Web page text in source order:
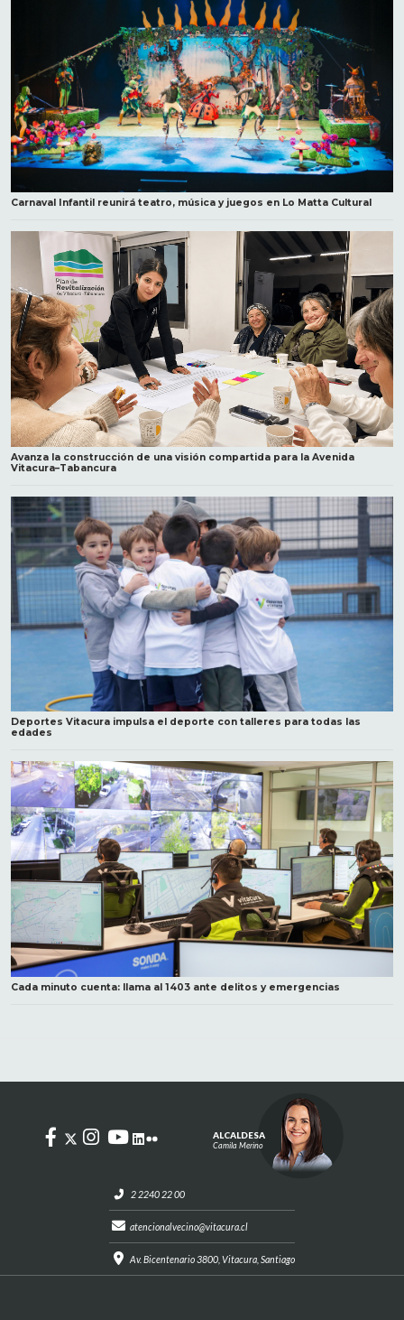
Carnaval Infantil reunirá teatro, música y juegos en Lo Matta Cultural
Avanza la construcción de una visión compartida para la Avenida
Vitacura–Tabancura
Deportes Vitacura impulsa el deporte con talleres para todas las
edades
Cada minuto cuenta: llama al 1403 ante delitos y emergencias
2 2240 22 00
atencionalvecino@vitacura.cl
Av. Bicentenario 3800, Vitacura, Santiago
ALCALDESA
Camila Merino